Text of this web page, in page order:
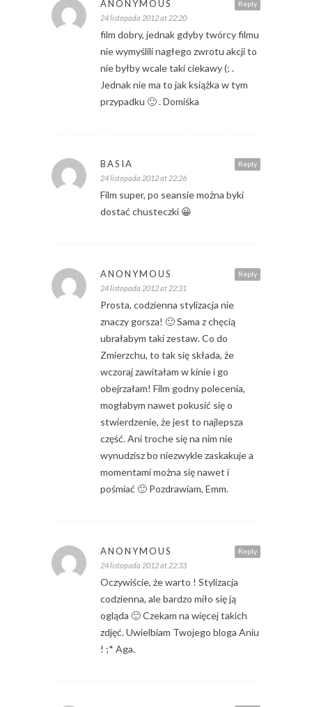
Reply
ANONYMOUS
24 listopada 2012 at 22:20
film dobry, jednak gdyby twórcy filmu
nie wymyślili nagłego zwrotu akcji to
nie byłby wcale taki ciekawy (; .
Jednak nie ma to jak książka w tym
przypadku 🙂 . Domiśka
Reply
BASIA
24 listopada 2012 at 22:26
Film super, po seansie można byki
dostać chusteczki 😀
Reply
ANONYMOUS
24 listopada 2012 at 22:31
Prosta, codzienna stylizacja nie
znaczy gorsza! 🙂 Sama z chęcią
ubrałabym taki zestaw. Co do
Zmierzchu, to tak się składa, że
wczoraj zawitałam w kinie i go
obejrzałam! Film godny polecenia,
mogłabym nawet pokusić się o
stwierdzenie, że jest to najlepsza
część. Ani troche się na nim nie
wynudzisz bo niezwykle zaskakuje a
momentami można się nawet i
pośmiać 🙂 Pozdrawiam, Emm.
Reply
ANONYMOUS
24 listopada 2012 at 22:33
Oczywiście, że warto ! Stylizacja
codzienna, ale bardzo miło się ją
ogląda 🙂 Czekam na więcej takich
zdjęć. Uwielbiam Twojego bloga Aniu
! ;* Aga.